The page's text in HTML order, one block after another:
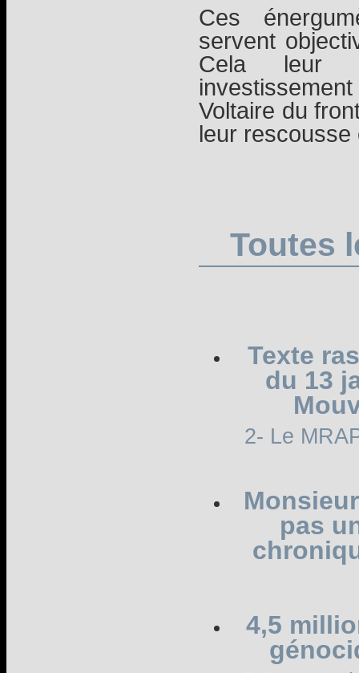
Ces
servent
Cela leur
Voltaire du
leur
Toutes
Texte
du 13
2- Le
pas
4,5